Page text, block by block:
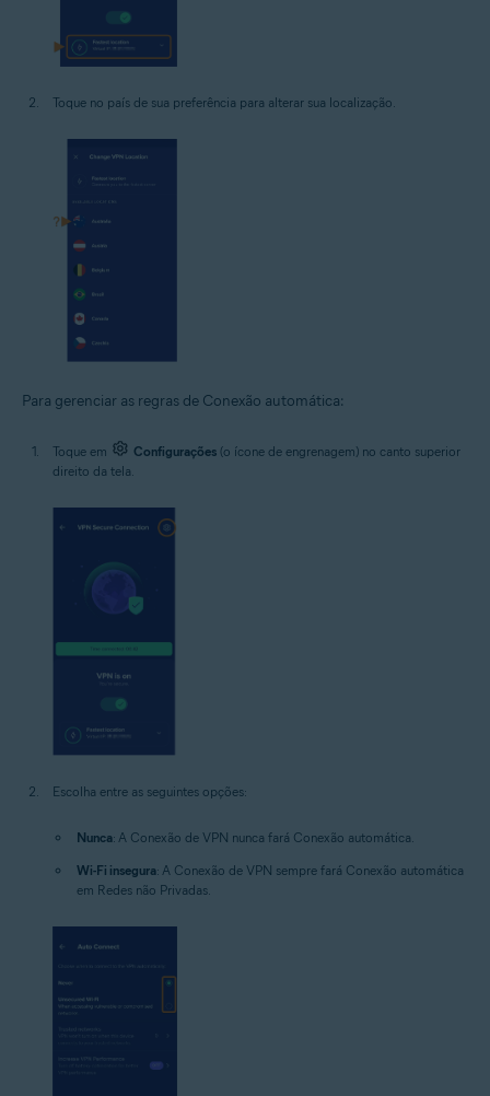
Toque no país de sua preferência para alterar sua localização.
Para gerenciar as regras de Conexão automática:
Toque em Configurações (o ícone de engrenagem) no canto superior
direito da tela.
Escolha entre as seguintes opções:
Nunca: A Conexão de VPN nunca fará Conexão automática.
Wi-Fi insegura: A Conexão de VPN sempre fará Conexão automática
em Redes não Privadas.